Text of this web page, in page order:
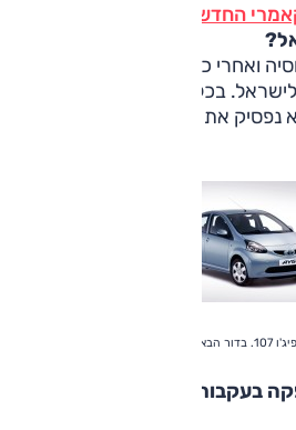
החדשה
ואחרי כן נבדוק את נושא הייצוא,
בכל מקרה, אם זו מכונית
את השיווק ונמצא דרך להביא
בעקבות אסון רעידת האדמה